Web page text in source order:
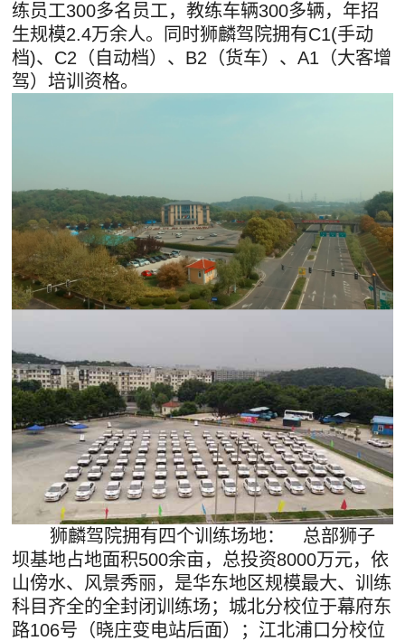
练员工300多名员工，教练车辆300多辆，年招
生规模2.4万余人。同时狮麟驾院拥有C1(手动
档)、C2（自动档）、B2（货车）、A1（大客增
驾）培训资格。
狮麟驾院拥有四个训练场地： 总部狮子
坝基地占地面积500余亩，总投资8000万元，依
山傍水、风景秀丽，是华东地区规模最大、训练
科目齐全的全封闭训练场；城北分校位于幕府东
路106号（晓庄变电站后面）；江北浦口分校位